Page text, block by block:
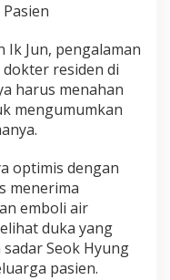
Ik Jun, pengalaman
residen di
harus menahan
mengumumkan
optimis dengan
menerima
emboli air
duka yang
Seok Hyung
pasien.